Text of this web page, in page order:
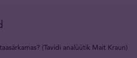
(Tavidi analüütik Mait Kraun)